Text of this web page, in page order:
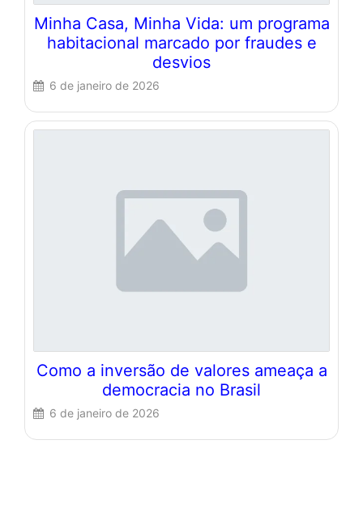
Minha Casa, Minha Vida: um programa
habitacional marcado por fraudes e
desvios
6 de janeiro de 2026
Como a inversão de valores ameaça a
democracia no Brasil
6 de janeiro de 2026